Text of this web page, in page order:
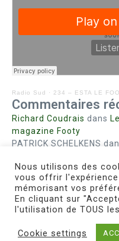
Radio Sud · 234 – ESTA LE
Commentaires
Richard Coudrais dans
magazine Footy
PATRICK SCHELKENS
Bohn fabiennedans
Steph. RUTA dansLust
MIRMANDdansPieds
Copyright © 2026
Nous utilisons des
vous offrir
mémorisant vos
En cliquant sur
l'utilisation de TOUS
Cookie settings